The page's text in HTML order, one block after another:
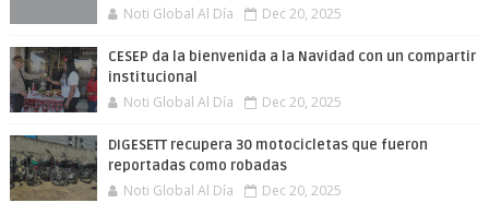
Noti Global Al Día Dec 20, 2025
CESEP da la bienvenida a la Navidad con un compartir
institucional
Noti Global Al Día Dec 20, 2025
DIGESETT recupera 30 motocicletas que fueron
reportadas como robadas
Noti Global Al Día Dec 20, 2025